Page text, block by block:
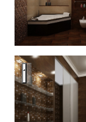
Penthouse in